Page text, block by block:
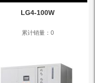
LG4-100W
累计销量：0